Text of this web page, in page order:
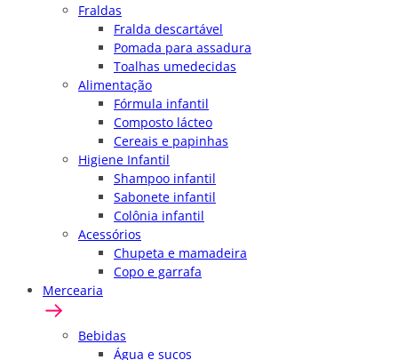
Fraldas
Fralda descartável
Pomada para assadura
Toalhas umedecidas
Alimentação
Fórmula infantil
Composto lácteo
Cereais e papinhas
Higiene Infantil
Shampoo infantil
Sabonete infantil
Colônia infantil
Acessórios
Chupeta e mamadeira
Copo e garrafa
Mercearia
Bebidas
Água e sucos